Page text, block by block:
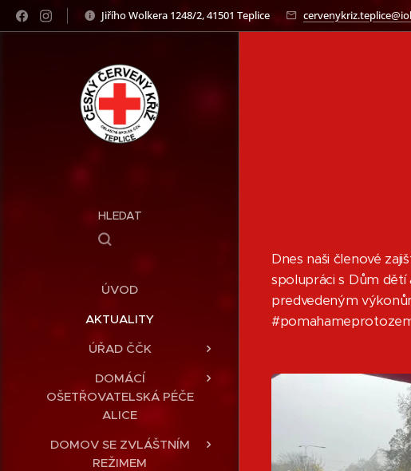
Jiřího Wolkera 1248/2, 41501 Teplice
HLEDAT
ÚVOD
AKTUALITY
ÚŘAD ČČK
DOMÁCÍ
OŠETŘOVATELSKÁ PÉČE
ALICE
DOMOV SE ZVLÁŠTNÍM
REŽIMEM
Dnes naši členové
spolupráci s Dům dětí
predvedeným